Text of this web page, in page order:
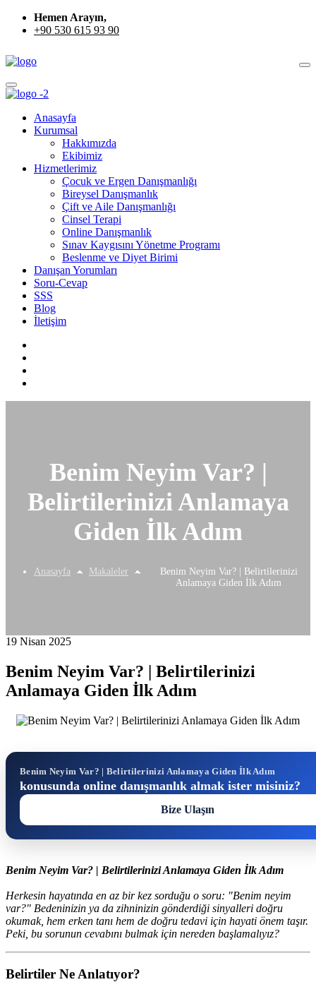
Hemen Arayın,
+90 530 615 93 90
Anasayfa
Kurumsal
Hakkımızda
Ekibimiz
Hizmetlerimiz
Çocuk ve Ergen Danışmanlığı
Bireysel Danışmanlık
Çift ve Aile Danışmanlığı
Cinsel Terapi
Online Danışmanlık
Sınav Kaygısını Yönetme Programı
Beslenme ve Diyet Birimi
Danışan Yorumları
Soru-Cevap
SSS
Blog
İletişim
Benim Neyim Var? |
Belirtilerinizi Anlamaya
Giden İlk Adım
Anasayfa Makaleler
Benim Neyim Var? | Belirtilerinizi
Anlamaya Giden İlk Adım
19 Nisan 2025
Benim Neyim Var? | Belirtilerinizi
Anlamaya Giden İlk Adım
Benim Neyim Var? | Belirtilerinizi Anlamaya Giden İlk Adım
konusunda online danışmanlık almak ister misiniz?
Bize Ulaşın
Benim Neyim Var? | Belirtilerinizi Anlamaya Giden İlk Adım
Herkesin hayatında en az bir kez sorduğu o soru: "Benim neyim
var?" Bedeninizin ya da zihninizin gönderdiği sinyalleri doğru
okumak, hem erken tanı hem de doğru tedavi için hayati önem taşır.
Peki, bu sorunun cevabını bulmak için nereden başlamalıyız?
Belirtiler Ne Anlatıyor?